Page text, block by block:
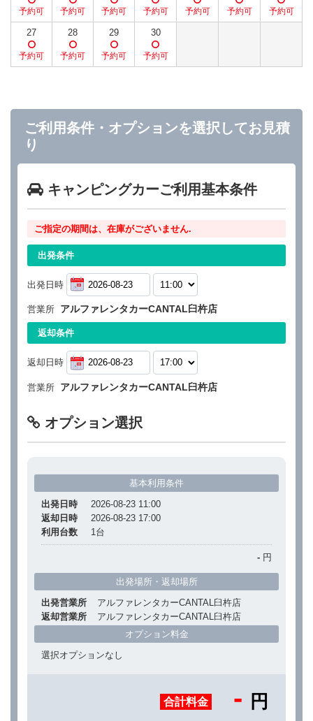
27 28 29 30
ご利用条件・オプションを選択してお見積
り
キャンピングカーご利用基本条件
ご指定の期間は、在庫がございません.
出発条件
出発日時
営業所 アルファレンタカーCANTAL臼杵店
返却条件
返却日時
営業所 アルファレンタカーCANTAL臼杵店
オプション選択
基本利用条件
出発日時
2026-08-23 11:00
返却日時
2026-08-23 17:00
利用台数
1 台
- 円
出発場所・返却場所
出発営業所
アルファレンタカーCANTAL臼杵店
返却営業所
アルファレンタカーCANTAL臼杵店
オプション料金
選択オプションなし
合計料金 - 円